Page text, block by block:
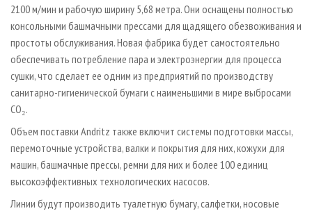
2100 м/мин и рабочую ширину 5,68 метра. Они оснащены полностью
консольными башмачными прессами для щадящего обезвоживания и
простоты обслуживания. Новая фабрика будет самостоятельно
обеспечивать потребление пара и электроэнергии для процесса
сушки, что сделает ее одним из предприятий по производству
санитарно-гигиенической бумаги с наименьшими в мире выбросами
CO₂.
Объем поставки Andritz также включит системы подготовки массы,
перемоточные устройства, валки и покрытия для них, кожухи для
машин, башмачные прессы, ремни для них и более 100 единиц
высокоэффективных технологических насосов.
Линии будут производить туалетную бумагу, салфетки, носовые